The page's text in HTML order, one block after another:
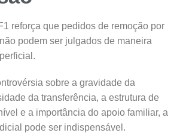
reforça que pedidos de remoção por
podem ser julgados de maneira
sobre a gravidade da
da transferência, a estrutura de
e a importância do apoio familiar, a
pode ser indispensável.